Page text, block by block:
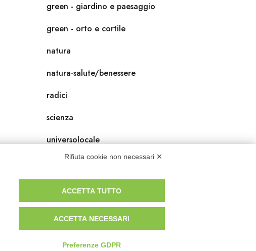
green - giardino e paesaggio
green - orto e cortile
natura
natura-salute/benessere
radici
scienza
universolocale
viedellaseta
Rifiuta cookie non necessari ✕
ACCETTA TUTTO
ACCETTA NECESSARI
Preferenze GDPR